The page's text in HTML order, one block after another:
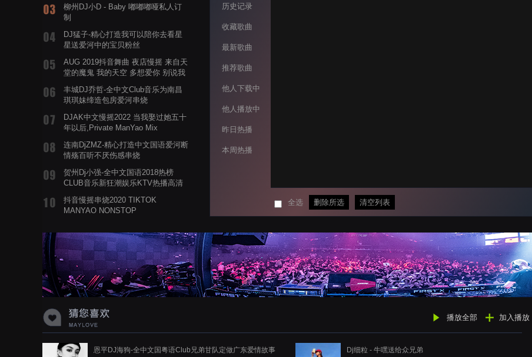
柳州DJ小D - Baby 嘟嘟嘟哑私人订
制
DJ猛子-精心打造我可以陪你去看星
星送爱河中的宝贝粉丝
AUG 2019抖音舞曲 夜店慢摇 来自天
堂的魔鬼 我的天空 多想爱你 别说我
丰城DJ乔哲-全中文Club音乐为南昌
琪琪妹缔造包房爱河串烧
DJAK中文慢摇2022 当我娶过她五十
年以后,Private ManYao Mix
连南DjZMZ-精心打造中文国语爱河断
情殇百听不厌伤感串烧
贺州Dj小强-全中文国语2018热榜
CLUB音乐新狂潮娱乐KTV热播高清
抖音慢摇串烧2020 TIKTOK
MANYAO NONSTOP
蝉爸爸妈妈爱存在夏天的风是想你的
声音啊
历史记录
收藏歌曲
最新歌曲
推荐歌曲
他人下载中
他人播放中
昨日热播
本周热播
全选 删除所选 清空列表
播放全部 加入播放
恩平DJ海狗-全中文国粤语Club兄弟甘队定做广东爱情故事
Dj细粒 - 牛嘿送给众兄弟